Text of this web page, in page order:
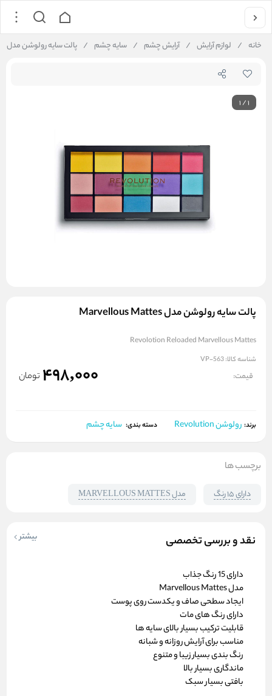
خانه / لوازم آرایش / آرایش چشم / سایه چشم / پالت سایه رولوشن مدل Marvellous Mattes
1/1
پالت سایه رولوشن مدل Marvellous Mattes
Revolotion Reloaded Marvellous Mattes
شناسه کالا:VP-563
قیمت: 498,000 تومان
برند: رولوشن Revolution دسته بندی: سایه چشم
نقد و بررسی تخصصی بیشتر
دارای 15 رنگ جذاب
مدل Marvellous Mattes
ایجاد سطحی صاف و یکدست روی پوست
دارای رنگ های مات
قابلیت ترکیب بسیار بالای سایه ها
مناسب برای آرایش روزانه و شبانه
رنگ بندی بسیار زیبا و متنوع
ماندگاری بسیار بالا
بافتی بسیار سبک
برچسب ها
دارای ۱۵ رنگ مدل MARVELLOUS MATTES